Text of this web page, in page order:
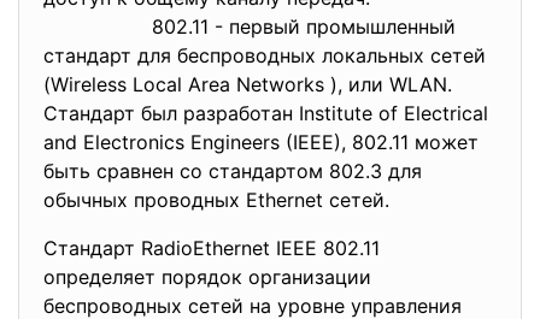
802.11 - первый промышленный
стандарт для беспроводных локальных сетей
(Wireless Local Area Networks ), или WLAN.
Стандарт был разработан Institute of Electrical
and Electronics Engineers (IEEE), 802.11 может
быть сравнен со стандартом 802.3 для
обычных проводных Ethernet сетей.
Стандарт RadioEthernet IEEE 802.11
определяет порядок организации
беспроводных сетей на уровне управления